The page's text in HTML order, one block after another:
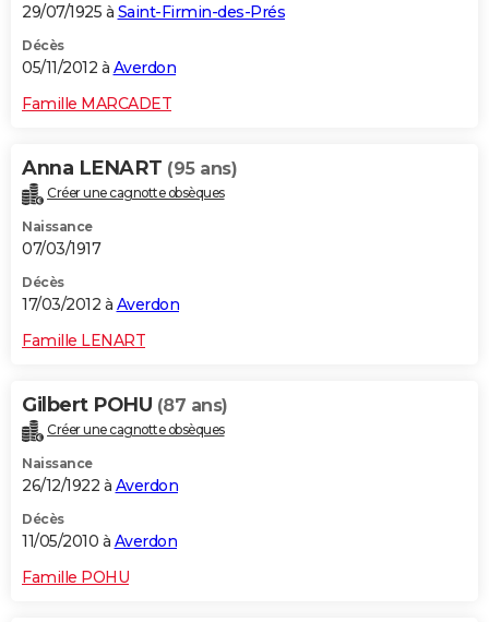
29/07/1925 à Saint-Firmin-des-Prés
Décès
05/11/2012 à Averdon
Famille MARCADET
Anna LENART (95 ans)
Créer une cagnotte obsèques
Naissance
07/03/1917
Décès
17/03/2012 à Averdon
Famille LENART
Gilbert POHU (87 ans)
Créer une cagnotte obsèques
Naissance
26/12/1922 à Averdon
Décès
11/05/2010 à Averdon
Famille POHU